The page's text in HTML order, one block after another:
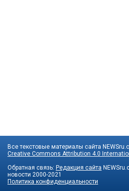
Все текстовые материалы сайта
Creative Commons Attribution 4.0
Обратная связь: Редакция сайта
новости 2000-2021
Политика конфиденциальности